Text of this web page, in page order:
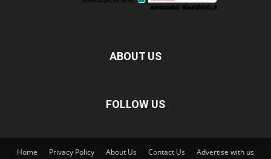
ABOUT US
FOLLOW US
Home Privacy Policy About Us Contact Us Advertise with us